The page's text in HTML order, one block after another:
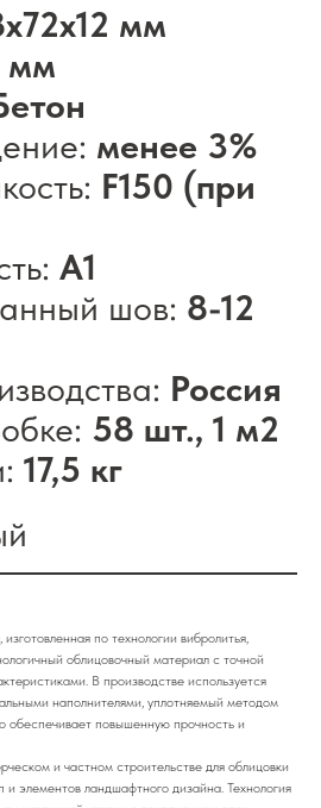
мм
мм
менее 3%
F150 (при
А1
шов: 8-12
Россия
58 шт., 1 м2
17,5 кг
по технологии вибролитья,
облицовочный материал с точной
В производстве используется
наполнителями, уплотняемый методом
обеспечивает повышенную прочность и
и частном строительстве для облицовки
и элементов ландшафтного дизайна. Технология